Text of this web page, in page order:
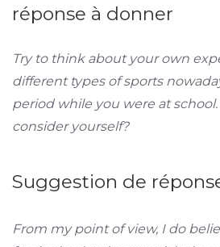
réponse à donner
Try to think about your own
different types of sports
period while you were at
consider yourself?
Suggestion de
From my point of view, I do